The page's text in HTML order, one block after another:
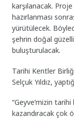
karşılanacak.
hazırlanması
yürütülecek.
şehrin doğal
buluşturulacak.
Tarihi Kentler
Selçuk Yıldız,
“Geyve’mizin
kazandıracak çok